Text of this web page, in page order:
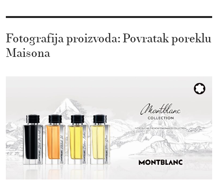
Fotografija proizvoda: Povratak poreklu
Maisona